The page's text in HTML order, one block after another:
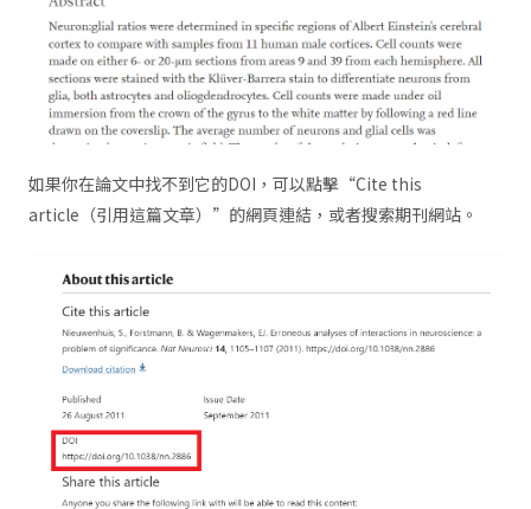
如果你在論文中找不到它的DOI，可以點擊“Cite this
article（引用這篇文章）”的網頁連結，或者搜索期刊網站。